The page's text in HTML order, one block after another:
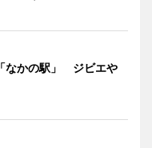
なかの駅」 ジビエや